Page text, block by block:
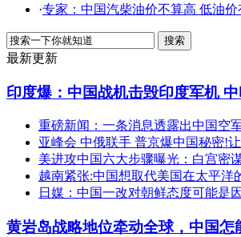
·专家：中国汽柴油价不算高 低油价
最新更新
印度爆：中国战机击毁印度军机
重磅新闻：一条消息透露出中国空
亚峰会 中俄联手 普京爆中国秘密!
美进攻中国六大步骤曝光：白宫密
越南紧张:中国想取代美国在太平洋
日媒：中国一改对朝鲜态度可能是
黄岩岛战略地位牵动全球，中国怎